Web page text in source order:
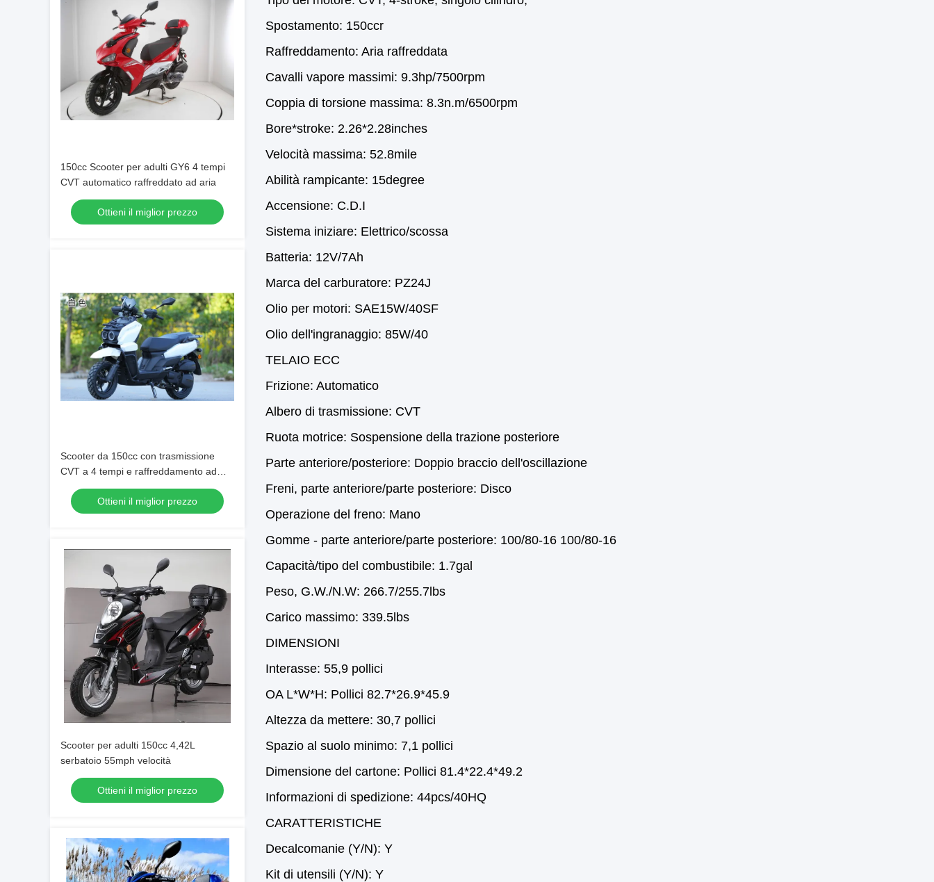
150cc Scooter per adulti GY6 4 tempi
CVT automatico raffreddato ad aria
Ottieni il miglior prezzo
Scooter da 150cc con trasmissione
CVT a 4 tempi e raffreddamento ad
Ottieni il miglior prezzo
Scooter per adulti 150cc 4,42L
serbatoio 55mph velocità
Ottieni il miglior prezzo
Spostamento: 150ccr
Raffreddamento: Aria raffreddata
Cavalli vapore massimi: 9.3hp/7500rpm
Coppia di torsione massima: 8.3n.m/6500rpm
Bore*stroke: 2.26*2.28inches
Velocità massima: 52.8mile
Abilità rampicante: 15degree
Accensione: C.D.I
Sistema iniziare: Elettrico/scossa
Batteria: 12V/7Ah
Marca del carburatore: PZ24J
Olio per motori: SAE15W/40SF
Olio dell'ingranaggio: 85W/40
TELAIO ECC
Frizione: Automatico
Albero di trasmissione: CVT
Ruota motrice: Sospensione della trazione posteriore
Parte anteriore/posteriore: Doppio braccio dell'oscillazione
Freni, parte anteriore/parte posteriore: Disco
Operazione del freno: Mano
Gomme - parte anteriore/parte posteriore: 100/80-16 100/80-16
Capacità/tipo del combustibile: 1.7gal
Peso, G.W./N.W: 266.7/255.7lbs
Carico massimo: 339.5lbs
DIMENSIONI
Interasse: 55,9 pollici
OA L*W*H: Pollici 82.7*26.9*45.9
Altezza da mettere: 30,7 pollici
Spazio al suolo minimo: 7,1 pollici
Dimensione del cartone: Pollici 81.4*22.4*49.2
Informazioni di spedizione: 44pcs/40HQ
CARATTERISTICHE
Decalcomanie (Y/N): Y
Kit di utensili (Y/N): Y